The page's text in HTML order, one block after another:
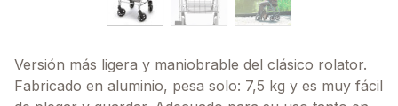
Versión más ligera y maniobrable del clásico rolator.
Fabricado en aluminio, pesa solo: 7,5 kg y es muy fácil